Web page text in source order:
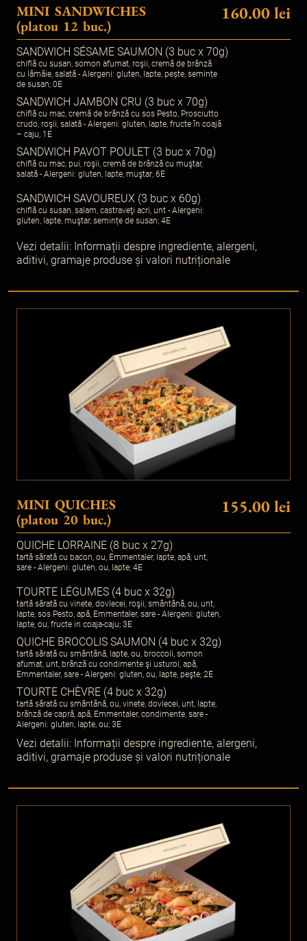
160.00 lei
MINI SANDWICHES
(platou 12 buc.)
SANDWICH SÉSAME SAUMON (3 buc x 70g)
chiflă cu susan, somon afumat, roşii, cremă de brânză
cu lămâie, salată - Alergeni: gluten, lapte, pește, semințe
de susan; 0E
SANDWICH JAMBON CRU (3 buc x 70g)
chiflă cu mac, cremă de brânză cu sos Pesto, Prosciutto
crudo, roşii, salată - Alergeni: gluten, lapte, fructe în coajă
– caju; 1E
SANDWICH PAVOT POULET (3 buc x 70g)
chiflă cu mac, pui, roşii, cremă de brânză cu muştar,
salată - Alergeni: gluten, lapte, muştar; 6E
SANDWICH SAVOUREUX (3 buc x 60g)
chiflă cu susan, salam, castraveţi acri, unt - Alergeni:
gluten, lapte, muştar, semințe de susan; 4E
Vezi detalii: Informații despre ingrediente, alergeni,
aditivi, gramaje produse și valori nutriționale
155.00 lei
MINI QUICHES
(platou 20 buc.)
QUICHE LORRAINE (8 buc x 27g)
tartă sărată cu bacon, ou, Emmentaler, lapte, apă, unt,
sare - Alergeni: gluten, ou, lapte; 4E
TOURTE LÉGUMES (4 buc x 32g)
tartă sărată cu vinete, dovlecei, roşii, smântână, ou, unt,
lapte, sos Pesto, apă, Emmentaler, sare - Alergeni: gluten,
lapte, ou, fructe in coaja-caju; 3E
QUICHE BROCOLIS SAUMON (4 buc x 32g)
tartă sărată cu smântână, lapte, ou, broccoli, somon
afumat, unt, brânză cu condimente şi usturoi, apă,
Emmentaler, sare - Alergeni: gluten, ou, lapte, peşte; 2E
TOURTE CHÈVRE (4 buc x 32g)
tartă sărată cu smântână, ou, vinete, dovlecei, unt, lapte,
brânză de capră, apă, Emmentaler, condimente, sare -
Alergeni: gluten, lapte, ou; 3E
Vezi detalii: Informații despre ingrediente, alergeni,
aditivi, gramaje produse și valori nutriționale